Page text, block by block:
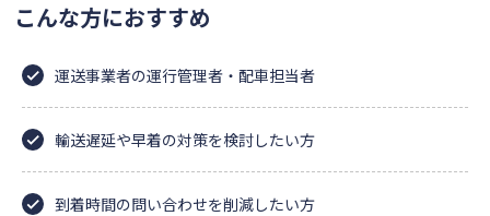
こんな方におすすめ
運送事業者の運行管理者・配車担当者
輸送遅延や早着の対策を検討したい方
到着時間の問い合わせを削減したい方